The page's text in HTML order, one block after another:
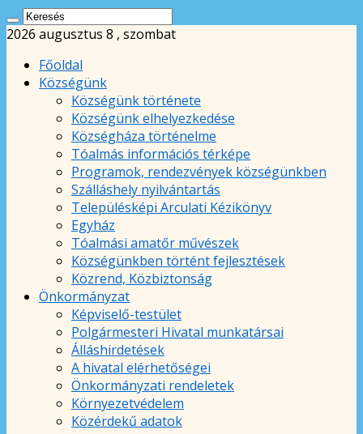
2026 augusztus 8 , szombat
Főoldal
Községünk
Községünk története
Községünk elhelyezkedése
Községháza történelme
Tóalmás információs térképe
Programok, rendezvények községünkben
Szálláshely nyilvántartás
Településképi Arculati Kézikönyv
Egyház
Tóalmási amatőr művészek
Községünkben történt fejlesztések
Közrend, Közbiztonság
Önkormányzat
Képviselő-testület
Polgármesteri Hivatal munkatársai
Álláshirdetések
A hivatal elérhetőségei
Önkormányzati rendeletek
Környezetvédelem
Közérdekű adatok